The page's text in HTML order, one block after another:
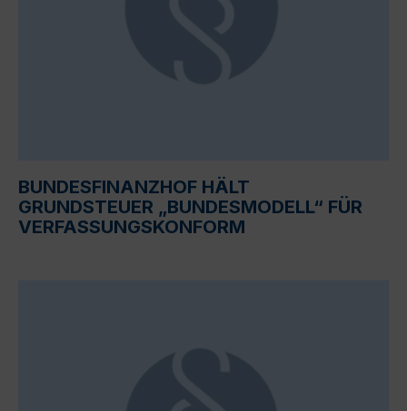
BUNDESFINANZHOF HÄLT
GRUNDSTEUER „BUNDESMODELL“ FÜR
VERFASSUNGSKONFORM